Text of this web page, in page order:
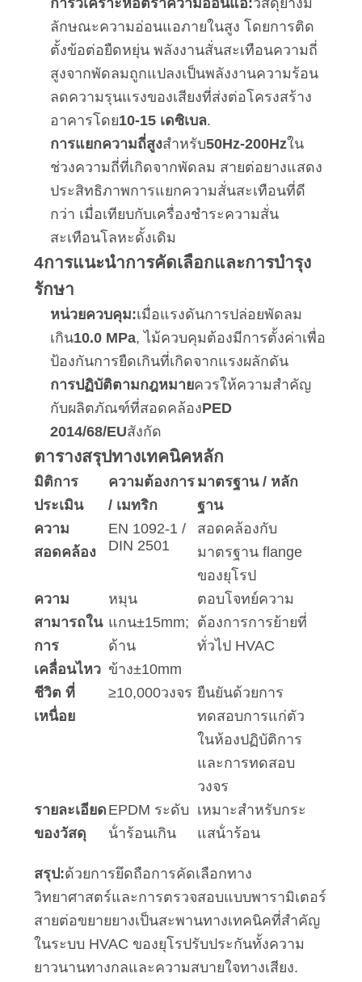
การวิเคราะห์อัตราความอ่อนแอ:วัสดุยางมี
ลักษณะความอ่อนแอภายในสูง โดยการติด
ตั้งข้อต่อยืดหยุ่น พลังงานสั่นสะเทือนความถี่
สูงจากพัดลมถูกแปลงเป็นพลังงานความร้อน
ลดความรุนแรงของเสียงที่ส่งต่อโครงสร้าง
อาคารโดย10-15 เดซิเบล.
การแยกความถี่สูงสําหรับ50Hz-200Hzใน
ช่วงความถี่ที่เกิดจากพัดลม สายต่อยางแสดง
ประสิทธิภาพการแยกความสั่นสะเทือนที่ดี
กว่า เมื่อเทียบกับเครื่องชําระความสั่น
สะเทือนโลหะดั้งเดิม
4การแนะนําการคัดเลือกและการบํารุง
รักษา
หน่วยควบคุม:เมื่อแรงดันการปล่อยพัดลม
เกิน10.0 MPa, ไม้ควบคุมต้องมีการตั้งค่าเพื่อ
ป้องกันการยืดเกินที่เกิดจากแรงผลักดัน
การปฏิบัติตามกฎหมายควรให้ความสําคัญ
กับผลิตภัณฑ์ที่สอดคล้องPED
2014/68/EUสังกัด
ตารางสรุปทางเทคนิคหลัก
มิติการ
ประเมิน
ความต้องการ
/ เมทริก
มาตรฐาน / หลัก
ฐาน
ความ
สอดคล้อง
EN 1092-1 /
DIN 2501
สอดคล้องกับ
มาตรฐาน flange
ของยุโรป
ความ
สามารถใน
การ
เคลื่อนไหว
หมุน
แกน±15mm;
ด้าน
ข้าง±10mm
ตอบโจทย์ความ
ต้องการการย้ายที่
ทั่วไป HVAC
ชีวิต ที่
เหนื่อย
≥10,000วงจร ยืนยันด้วยการ
ทดสอบการแก่ตัว
ในห้องปฏิบัติการ
และการทดสอบ
วงจร
รายละเอียด
ของวัสดุ
EPDM ระดับ
น้ําร้อนเกิน
เหมาะสําหรับกระ
แสน้ําร้อน
สรุป:ด้วยการยึดถือการคัดเลือกทาง
วิทยาศาสตร์และการตรวจสอบแบบพารามิเตอร์
สายต่อขยายยางเป็นสะพานทางเทคนิคที่สําคัญ
ในระบบ HVAC ของยุโรปรับประกันทั้งความ
ยาวนานทางกลและความสบายใจทางเสียง.